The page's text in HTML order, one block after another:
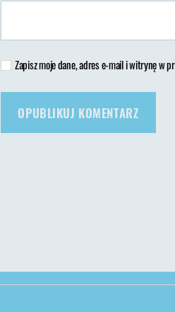
Zapisz moje dane, adres e-mail i witrynę w